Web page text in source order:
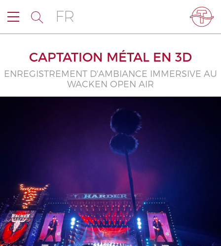
FR
CAPTATION MÉTAL EN 3D
ENREGISTREMENT D'AMBIANCE IMMERSIVE AU
WACKEN OPEN AIR